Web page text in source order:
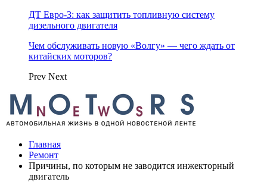
ДТ Евро-3: как защитить топливную систему
дизельного двигателя
Чем обслуживать новую «Волгу» — чего ждать от
китайских моторов?
Prev Next
Главная
Ремонт
Причины, по которым не заводится инжекторный
двигатель